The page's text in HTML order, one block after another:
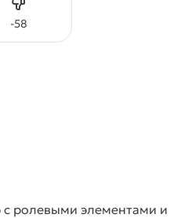
-58
Не нравится
ролевыми элементами и